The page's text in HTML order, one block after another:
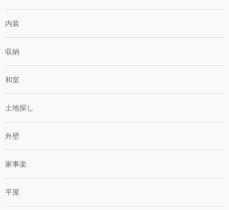
内装
収納
和室
土地探し
外壁
家事楽
平屋